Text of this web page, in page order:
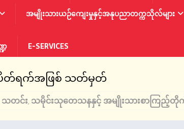
အမျိုးသားယဉ်ကျေးမှုနှင့်အနုပညာတက္ကသိုလ်များ
ဍ E-SERVICES
ပိတ်ရက်အဖြစ် သတ်မှတ်
သတင်း, သမိုင်းသုတေသနနှင့် အမျိုးသားစာကြည့်တိုက်